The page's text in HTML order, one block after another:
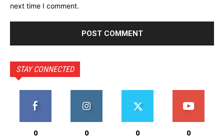
next time I comment.
STAY CONNECTED
0 0 0 0